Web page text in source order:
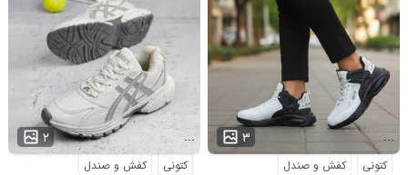
۲ ...
کتونی کفش و صندل
۳ ...
کتونی کفش و صندل